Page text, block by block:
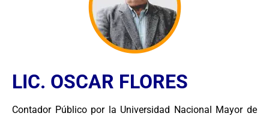
LIC. OSCAR FLORES
Contador Público por la Universidad Nacional Mayor de